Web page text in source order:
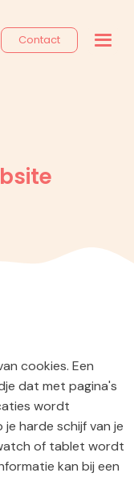
Contact
cookies. Een
dat met pagina's
wordt
harde schijf van je
of tablet wordt
kan bij een